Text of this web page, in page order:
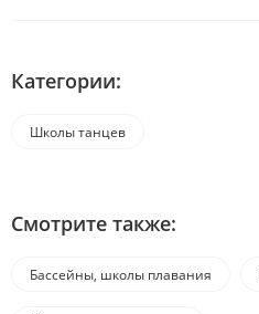
Категории:
Школы танцев
Смотрите также:
Бассейны, школы плавания